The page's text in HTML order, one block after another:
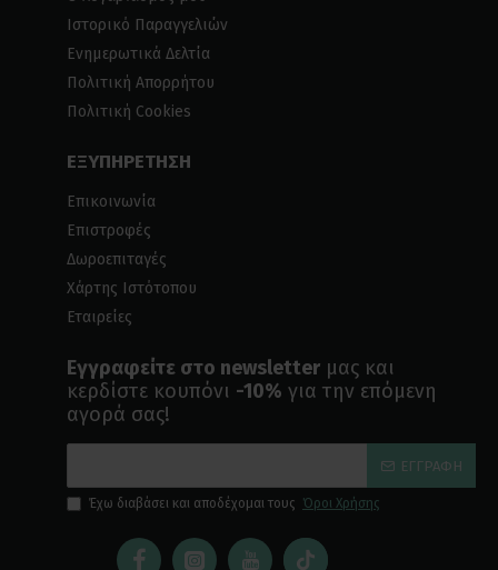
Ιστορικό Παραγγελιών
Ενημερωτικά Δελτία
Πολιτική Απορρήτου
Πολιτική Cookies
ΕΞΥΠΗΡΕΤΗΣΗ
Επικοινωνία
Επιστροφές
Δωροεπιταγές
Χάρτης Ιστότοπου
Εταιρείες
Εγγραφείτε στο newsletter μας και
κερδίστε κουπόνι -10% για την επόμενη
αγορά σας!
ΕΓΓΡΑΦΉ
Έχω διαβάσει και αποδέχομαι τους Όροι Χρήσης